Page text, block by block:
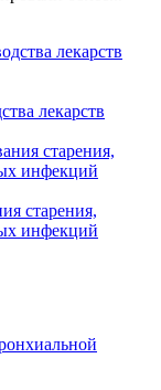
лекарств
старения,
инфекций